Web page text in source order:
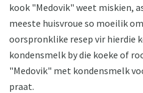
kook "Medovik" weet miskien,
meeste huisvroue so moeilik
oorspronklike resep vir hierdie
kondensmelk by die koeke of
"Medovik" met kondensmelk
praat.